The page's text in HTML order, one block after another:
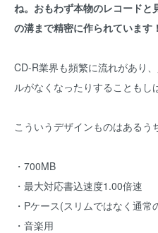
ね。おもわず本物のレコードと
の溝まで精密に作られています！
CD-R業界も頻繁に流れがあり
ルがなくなったりすることもし
こういうデザインものはあるう
・700MB
・最大対応書込速度1.00倍速
・Pケース(スリムではなく通常
・音楽用